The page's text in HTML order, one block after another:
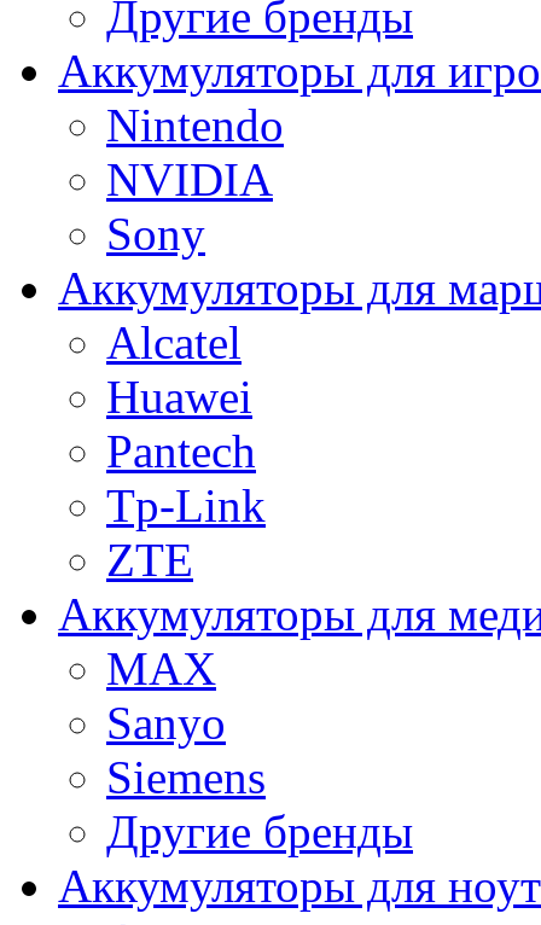
Другие бренды
Аккумуляторы для
Nintendo
NVIDIA
Sony
Аккумуляторы для
Alcatel
Huawei
Pantech
Tp-Link
ZTE
Аккумуляторы для
MAX
Sanyo
Siemens
Другие бренды
Аккумуляторы для